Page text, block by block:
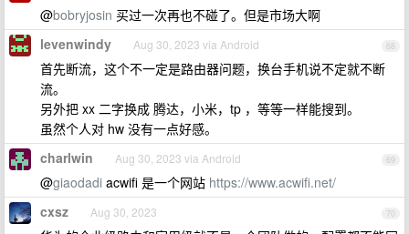
@bobryjosin 买过一次再也不碰了。但是市场大啊
68
levenwindy Aug 30, 2023 via Android
首先断流，这个不一定是路由器问题，换台手机说不定就不断
流。
另外把 xx 二字换成 腾达，小米，tp ，等等一样能搜到。
虽然个人对 hw 没有一点好感。
69
charlwin Aug 30, 2023 via Android
@giaodadi acwifi 是一个网站 https://www.acwifi.net/
70
cxsz Aug 30, 2023